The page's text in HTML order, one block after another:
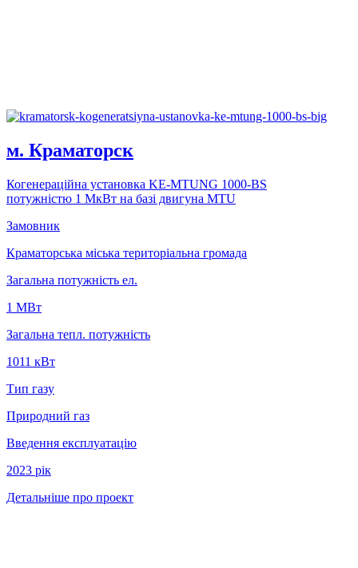
м. Краматорск
Когенерацiйна установка KE-MTUNG 1000-BS
потужнiстю 1 MкВт на базi двигуна MTU
Замовник
Краматорська міська територіальна громада
Загальна потужність ел.
1 MВт
Загальна тепл. потужність
1011 кВт
Тип газу
Природний газ
Введення експлуатацію
2023 рiк
Детальніше про проект